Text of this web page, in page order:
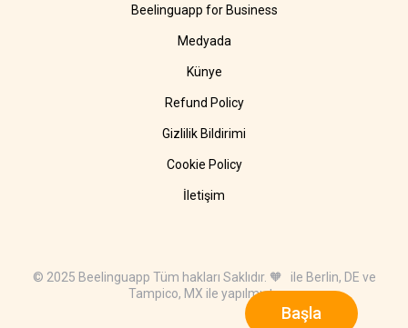
Başla
Beelinguapp for Business
Medyada
Künye
Refund Policy
Gizlilik Bildirimi
Cookie Policy
İletişim
© 2025 Beelinguapp Tüm hakları Saklıdır. 🧡 ile Berlin, DE ve
Tampico, MX ile yapılmıştır